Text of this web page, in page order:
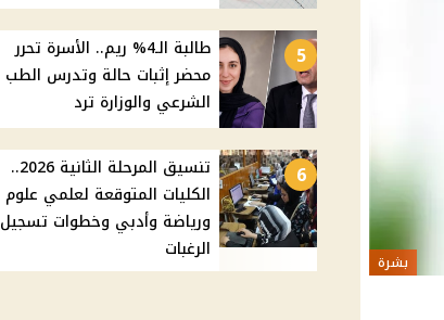
بشرة
5
طالبة الـ4% ريم.. الأسرة تحرر
محضر إثبات حالة وتدرس الطب
الشرعي والوزارة ترد
6
تنسيق المرحلة الثانية 2026..
الكليات المتوقعة لعلمي علوم
ورياضة وأدبي وخطوات تسجيل
الرغبات